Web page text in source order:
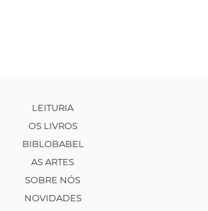
LEITURIA
OS LIVROS
BIBLOBABEL
AS ARTES
SOBRE NÓS
NOVIDADES